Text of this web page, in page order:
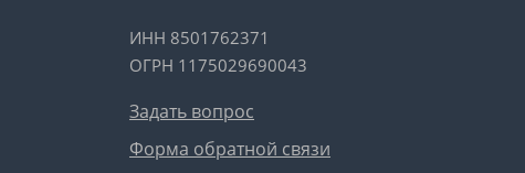
ИНН 8501762371
ОГРН 1175029690043
Задать вопрос
Форма обратной связи